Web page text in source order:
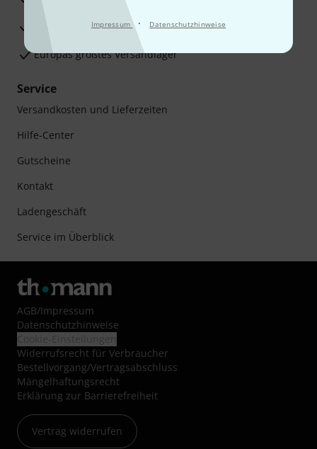
Impressum · Datenschutzhinweise
Zufriedenheitsgarantie
Europas größtes Versandlager
Service
Versandkosten und Lieferzeiten
Hilfe-Center
Gutscheine
Kontakt
Ladengeschäft
Service im Überblick
AGB/Impressum
Datenschutzhinweise
Widerrufsrecht für Verbraucher
Bestellvorgang/Vertragsabschluss
Mängelhaftungsrecht
Erklärung zur Barrierefreiheit
Vertrag widerrufen